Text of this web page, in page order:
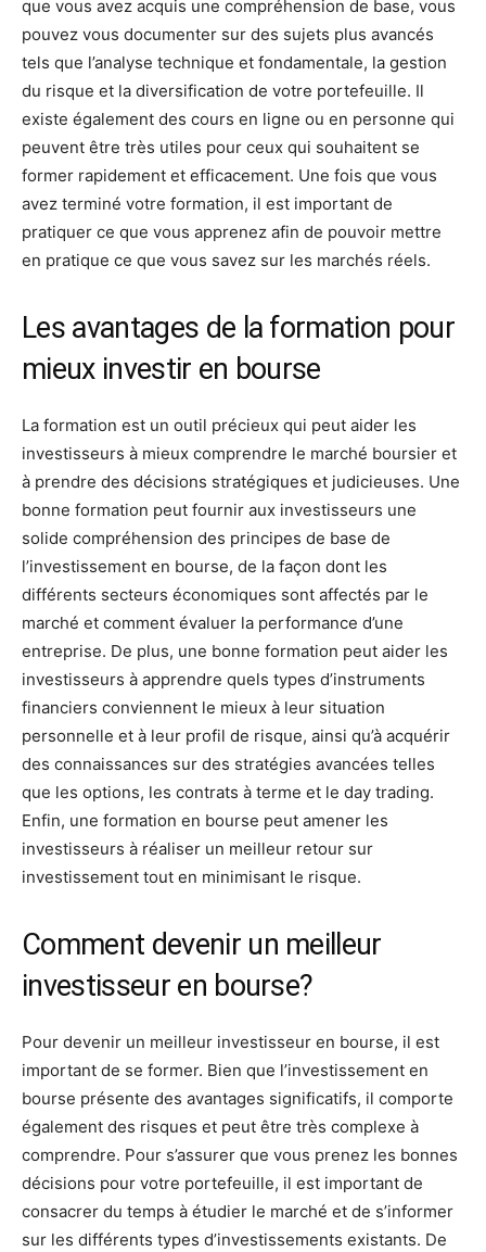
que vous avez acquis une compréhension de base, vous
pouvez vous documenter sur des sujets plus avancés
tels que l’analyse technique et fondamentale, la gestion
du risque et la diversification de votre portefeuille. Il
existe également des cours en ligne ou en personne qui
peuvent être très utiles pour ceux qui souhaitent se
former rapidement et efficacement. Une fois que vous
avez terminé votre formation, il est important de
pratiquer ce que vous apprenez afin de pouvoir mettre
en pratique ce que vous savez sur les marchés réels.
Les avantages de la formation pour
mieux investir en bourse
La formation est un outil précieux qui peut aider les
investisseurs à mieux comprendre le marché boursier et
à prendre des décisions stratégiques et judicieuses. Une
bonne formation peut fournir aux investisseurs une
solide compréhension des principes de base de
l’investissement en bourse, de la façon dont les
différents secteurs économiques sont affectés par le
marché et comment évaluer la performance d’une
entreprise. De plus, une bonne formation peut aider les
investisseurs à apprendre quels types d’instruments
financiers conviennent le mieux à leur situation
personnelle et à leur profil de risque, ainsi qu’à acquérir
des connaissances sur des stratégies avancées telles
que les options, les contrats à terme et le day trading.
Enfin, une formation en bourse peut amener les
investisseurs à réaliser un meilleur retour sur
investissement tout en minimisant le risque.
Comment devenir un meilleur
investisseur en bourse?
Pour devenir un meilleur investisseur en bourse, il est
important de se former. Bien que l’investissement en
bourse présente des avantages significatifs, il comporte
également des risques et peut être très complexe à
comprendre. Pour s’assurer que vous prenez les bonnes
décisions pour votre portefeuille, il est important de
consacrer du temps à étudier le marché et de s’informer
sur les différents types d’investissements existants. De